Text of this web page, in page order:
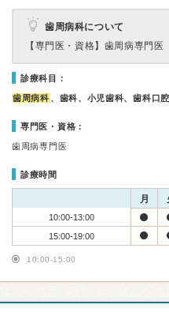
歯周病科について
【専門医・資格】 歯周病専門医
診療科目：
歯周病科 、歯科、小児歯科、歯科口
専門医・資格：
歯周病専門医
診療時間
月
10:00-13:00
15:00-19:00
10:00-15:00